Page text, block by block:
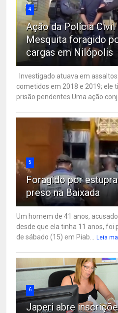
4
Ação da Polícia
Mesquita foragido
cargas em Nilópolis
Investigado atuava em
cometidos em 2018 e 2019; ele
prisão pendentes Uma ação conj...
5
Foragido por
preso na Baixada
Um homem de 41 anos,
desde que ela tinha 11 anos,
de sábado (15) em Piab...
Leia
6
Japeri abre